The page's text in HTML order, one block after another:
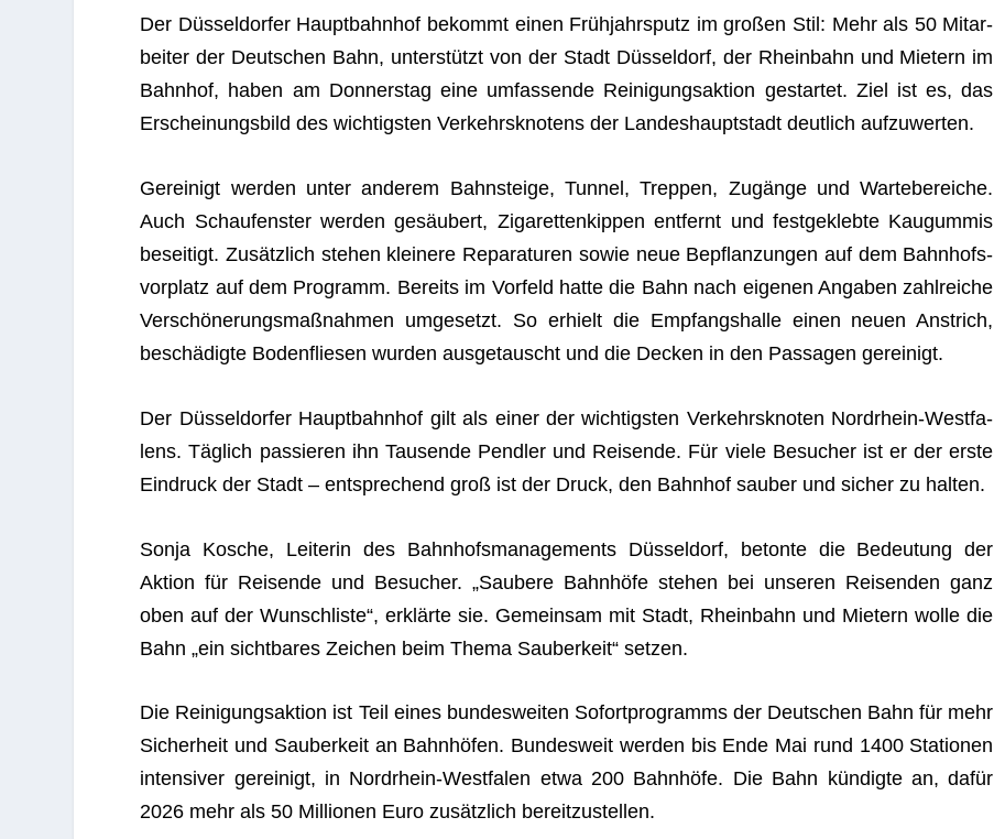
Der Düs­sel­dor­fer Haupt­bahn­hof bekommt einen Früh­jahrs­putz im gro­ßen Stil: Mehr als 50 Mit­ar­
bei­ter der Deut­schen Bahn, unter­stützt von der Stadt Düs­sel­dorf, der Rhein­bahn und Mie­tern im
Bahn­hof, haben am Don­ners­tag eine umfas­sende Rei­ni­gungs­ak­tion gestar­tet. Ziel ist es, das
Erschei­nungs­bild des wich­tigs­ten Ver­kehrs­kno­tens der Lan­des­haupt­stadt deut­lich aufzuwerten.
Gerei­nigt wer­den unter ande­rem Bahn­steige, Tun­nel, Trep­pen, Zugänge und War­te­be­rei­che.
Auch Schau­fens­ter wer­den gesäu­bert, Ziga­ret­ten­kip­pen ent­fernt und fest­ge­klebte Kau­gum­mis
besei­tigt. Zusätz­lich ste­hen klei­nere Repa­ra­tu­ren sowie neue Bepflan­zun­gen auf dem Bahn­hofs­
vor­platz auf dem Pro­gramm. Bereits im Vor­feld hatte die Bahn nach eige­nen Anga­ben zahl­rei­che
Ver­schö­ne­rungs­maß­nah­men umge­setzt. So erhielt die Emp­fangs­halle einen neuen Anstrich,
beschä­digte Boden­flie­sen wur­den aus­ge­tauscht und die Decken in den Pas­sa­gen gereinigt.
Der Düs­sel­dor­fer Haupt­bahn­hof gilt als einer der wich­tigs­ten Ver­kehrs­kno­ten Nord­rhein-West­fa­
lens. Täg­lich pas­sie­ren ihn Tau­sende Pend­ler und Rei­sende. Für viele Besu­cher ist er der erste
Ein­druck der Stadt – ent­spre­chend groß ist der Druck, den Bahn­hof sau­ber und sicher zu halten.
Sonja Kosche, Lei­te­rin des Bahn­hofs­ma­nage­ments Düs­sel­dorf, betonte die Bedeu­tung der
Aktion für Rei­sende und Besu­cher. „Sau­bere Bahn­höfe ste­hen bei unse­ren Rei­sen­den ganz
oben auf der Wunsch­liste“, erklärte sie. Gemein­sam mit Stadt, Rhein­bahn und Mie­tern wolle die
Bahn „ein sicht­ba­res Zei­chen beim Thema Sau­ber­keit“ setzen.
Die Rei­ni­gungs­ak­tion ist Teil eines bun­des­wei­ten Sofort­pro­gramms der Deut­schen Bahn für mehr
Sicher­heit und Sau­ber­keit an Bahn­hö­fen. Bun­des­weit wer­den bis Ende Mai rund 1400 Sta­tio­nen
inten­si­ver gerei­nigt, in Nord­rhein-West­fa­len etwa 200 Bahn­höfe. Die Bahn kün­digte an, dafür
2026 mehr als 50 Mil­lio­nen Euro zusätz­lich bereitzustellen.